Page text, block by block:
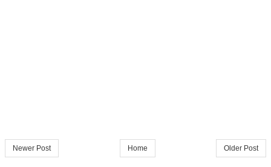
Newer Post Older Post
Home